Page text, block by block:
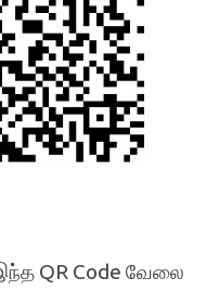
இந்த QR Code வேலை